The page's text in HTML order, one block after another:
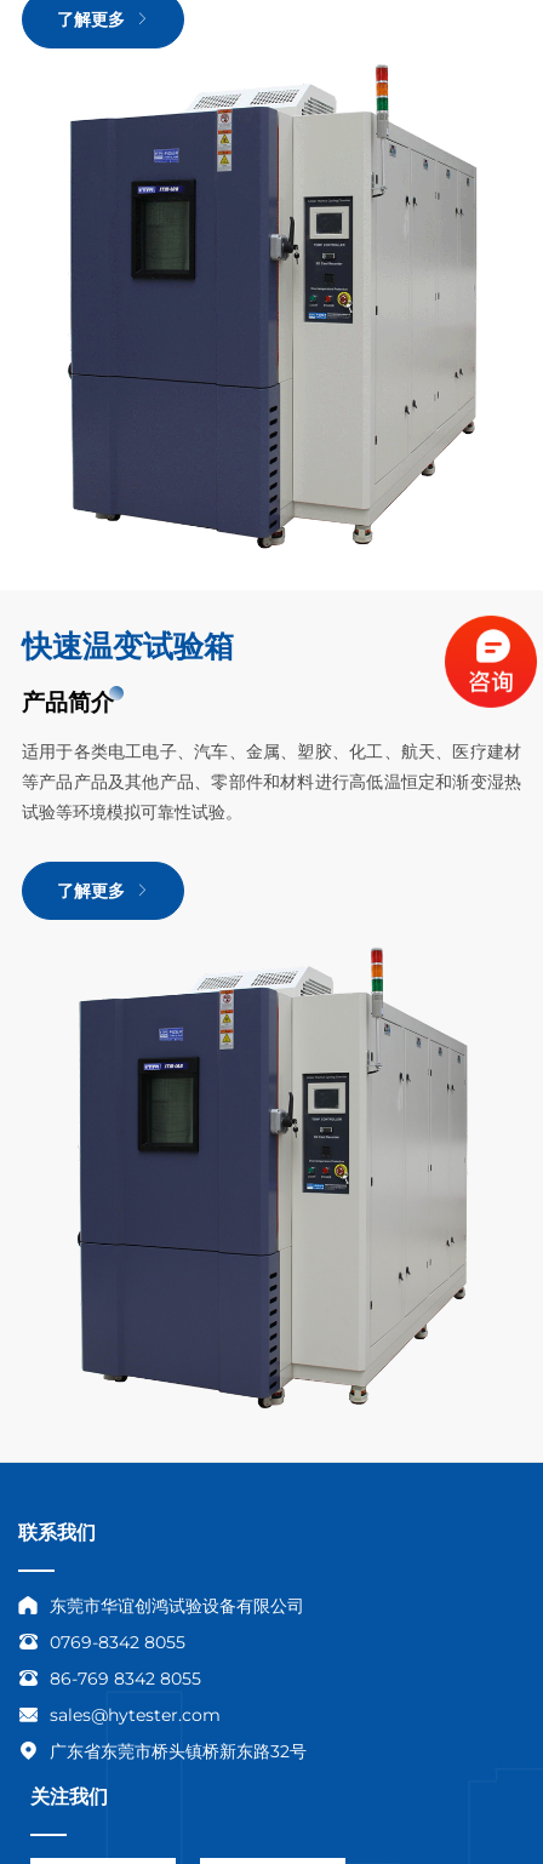
了解更多
快速温变试验箱
产品简介
适用于各类电工电子、汽车、金属、塑胶、化工、航天、医疗建材
等产品产品及其他产品、零部件和材料进行高低温恒定和渐变湿热
试验等环境模拟可靠性试验。
了解更多
联系我们
东莞市华谊创鸿试验设备有限公司
0769-8342 8055
86-769 8342 8055
sales@hytester.com
广东省东莞市桥头镇桥新东路32号
关注我们